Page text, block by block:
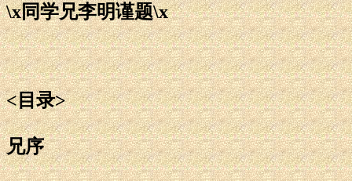
\x同学兄李明谨题\x
<目录>
兄序